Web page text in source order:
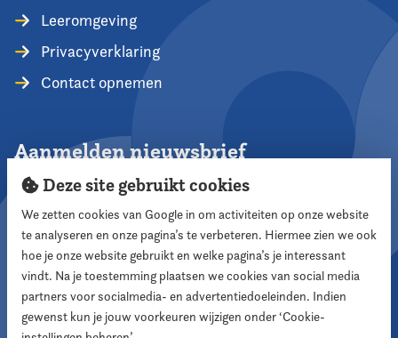
Leeromgeving
Privacyverklaring
Contact opnemen
Aanmelden nieuwsbrief
Aanmelden
Volg ons
Deze site gebruikt cookies
We zetten cookies van Google in om activiteiten op onze website
te analyseren en onze pagina’s te verbeteren. Hiermee zien we ook
hoe je onze website gebruikt en welke pagina’s je interessant
vindt. Na je toestemming plaatsen we cookies van social media
partners voor socialmedia- en advertentiedoeleinden. Indien
gewenst kun je jouw voorkeuren wijzigen onder ‘Cookie-